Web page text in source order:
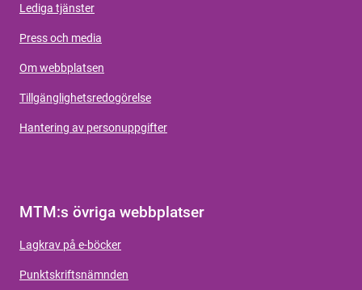
Lediga tjänster
Press och media
Om webbplatsen
Tillgänglighetsredogörelse
Hantering av personuppgifter
MTM:s övriga webbplatser
Lagkrav på e-böcker
Punktskriftsnämnden